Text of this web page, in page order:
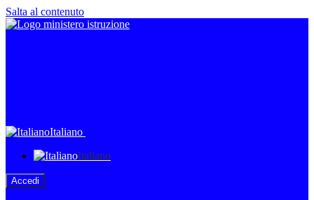
Salta al contenuto
Italiano
Italiano
Accedi